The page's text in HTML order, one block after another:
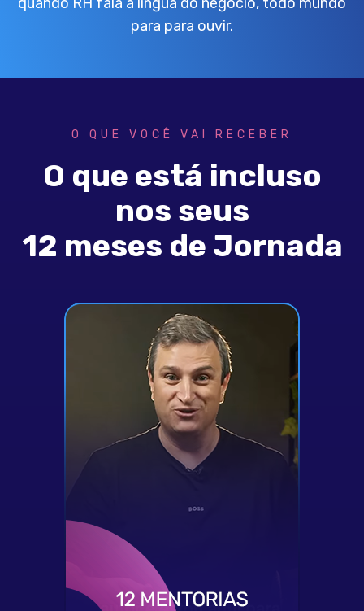
para para ouvir.
O QUE VOCÊ VAI RECEBER
O que está incluso
nos seus
12 meses de Jornada